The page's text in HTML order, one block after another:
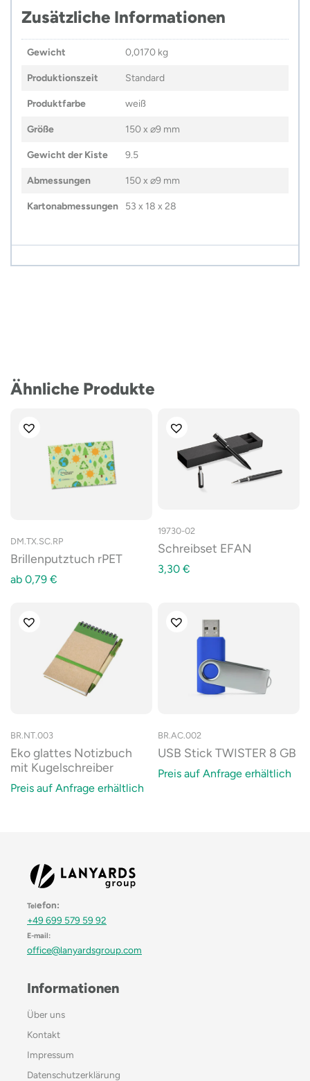
Zusätzliche Informationen
Gewicht 0,0170 kg
Produktionszeit Standard
Produktfarbe weiß
Größe 150 x ⌀9 mm
Gewicht der Kiste 9.5
Abmessungen 150 x ⌀9 mm
Kartonabmessungen 53 x 18 x 28
Ähnliche Produkte
DM.TX.SC.RP
Brillenputztuch rPET
ab 0,79 €
19730-02
Schreibset EFAN
3,30 €
BR.NT.003
Eko glattes Notizbuch
mit Kugelschreiber
Preis auf Anfrage erhältlich
BR.AC.002
USB Stick TWISTER 8 GB
Preis auf Anfrage erhältlich
Telefon:
+49 699 579 59 92
E-mail:
office@lanyardsgroup.com
Informationen
Über uns
Kontakt
Impressum
Datenschutzerklärung